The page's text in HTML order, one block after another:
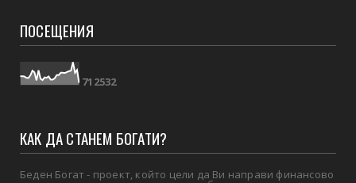
ПОСЕЩЕНИЯ
71 2532
КАК ДА СТАНЕМ БОГАТИ?
Беден Богат - проект, който цели да Ви направи финансово